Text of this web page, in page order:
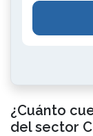
¿Cuánto
del sector